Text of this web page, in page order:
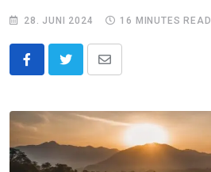
28. JUNI 2024 16 MINUTES READ
Share
Email